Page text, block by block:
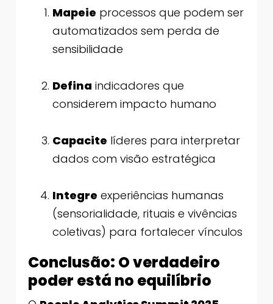
Mapeie processos que podem ser
automatizados sem perda de
sensibilidade
Defina indicadores que
considerem impacto humano
Capacite líderes para interpretar
dados com visão estratégica
Integre experiências humanas
(sensorialidade, rituais e vivências
coletivas) para fortalecer vínculos
Conclusão: O verdadeiro
poder está no equilíbrio